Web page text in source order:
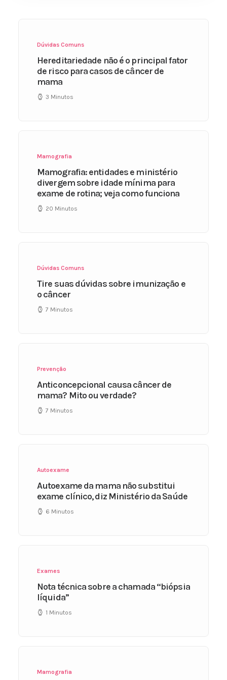
Dúvidas Comuns
Hereditariedade não é o principal fator
de risco para casos de câncer de
mama
3 Minutos
Mamografia
Mamografia: entidades e ministério
divergem sobre idade mínima para
exame de rotina; veja como funciona
20 Minutos
Dúvidas Comuns
Tire suas dúvidas sobre imunização e
o câncer
7 Minutos
Prevenção
Anticoncepcional causa câncer de
mama? Mito ou verdade?
7 Minutos
Autoexame
Autoexame da mama não substitui
exame clínico, diz Ministério da Saúde
6 Minutos
Exames
Nota técnica sobre a chamada “biópsia
líquida”
1 Minutos
Mamografia